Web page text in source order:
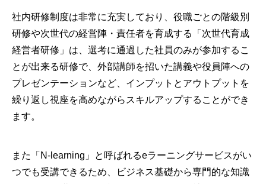
社内研修制度は非常に充実しており、役職ごとの階級別
研修や次世代の経営陣・責任者を育成する「次世代育成
経営者研修」は、選考に通過した社員のみが参加するこ
とが出来る研修で、外部講師を招いた講義や役員陣への
プレゼンテーションなど、インプットとアウトプットを
繰り返し視座を高めながらスキルアップすることができ
ます。
また「N-learning」と呼ばれるeラーニングサービスがい
つでも受講できるため、ビジネス基礎から専門的な知識